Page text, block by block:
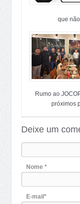
que
Rumo ao
próximos
Deixe um
Nome *
E-mail*